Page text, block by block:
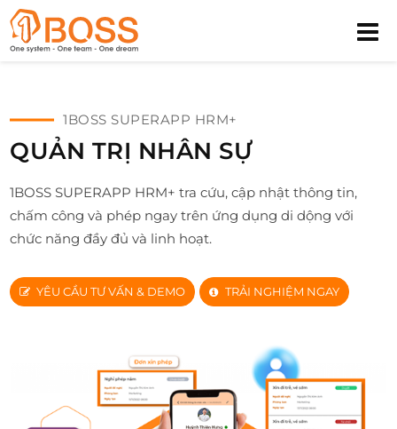
1BOSS SUPERAPP HRM+
QUẢN TRỊ NHÂN SỰ
1BOSS SUPERAPP HRM+ tra cứu, cập nhật thông tin,
chấm công và phép ngay trên ứng dụng di dộng với
chức năng đầy đủ và linh hoạt.
YÊU CẦU TƯ VẤN & DEMO TRẢI NGHIỆM NGAY